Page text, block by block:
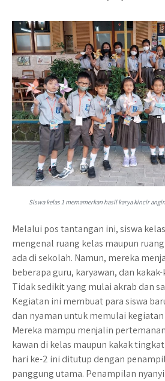
Siswa kelas 1 memamerkan hasil karya kincir
Melalui pos tantangan ini, siswa
mengenal ruang kelas maupun
ada di sekolah. Namun, mereka
beberapa guru, karyawan, dan
Tidak sedikit yang mulai akrab dan
Kegiatan ini membuat para siswa
dan nyaman untuk memulai
Mereka mampu menjalin
kawan di kelas maupun kakak
hari ke-2 ini ditutup dengan
panggung utama. Penampilan